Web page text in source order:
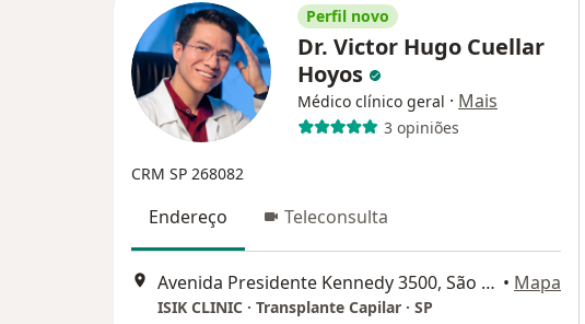
Perfil novo
Dr. Victor Hugo Cuellar
Hoyos
Médico clínico geral · Mais
3 opiniões
CRM SP 268082
Endereço Teleconsulta
Avenida Presidente Kennedy 3500, São Paulo • Mapa
ISIK CLINIC · Transplante Capilar · SP